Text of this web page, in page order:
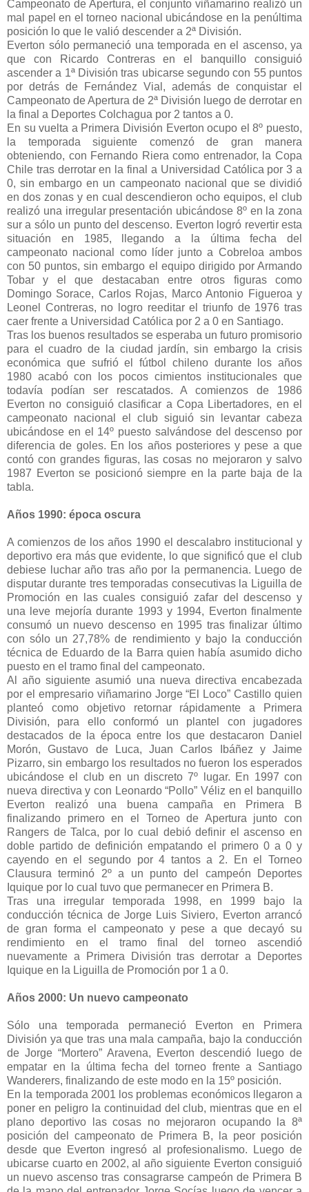
Campeonato de Apertura, el conjunto viñamarino realizó un
mal papel en el torneo nacional ubicándose en la penúltima
posición lo que le valió descender a 2ª División.
Everton sólo permaneció una temporada en el ascenso, ya
que con Ricardo Contreras en el banquillo consiguió
ascender a 1ª División tras ubicarse segundo con 55 puntos
por detrás de Fernández Vial, además de conquistar el
Campeonato de Apertura de 2ª División luego de derrotar en
la final a Deportes Colchagua por 2 tantos a 0.
En su vuelta a Primera División Everton ocupo el 8º puesto,
la temporada siguiente comenzó de gran manera
obteniendo, con Fernando Riera como entrenador, la Copa
Chile tras derrotar en la final a Universidad Católica por 3 a
0, sin embargo en un campeonato nacional que se dividió
en dos zonas y en cual descendieron ocho equipos, el club
realizó una irregular presentación ubicándose 8º en la zona
sur a sólo un punto del descenso. Everton logró revertir esta
situación en 1985, llegando a la última fecha del
campeonato nacional como líder junto a Cobreloa ambos
con 50 puntos, sin embargo el equipo dirigido por Armando
Tobar y el que destacaban entre otros figuras como
Domingo Sorace, Carlos Rojas, Marco Antonio Figueroa y
Leonel Contreras, no logro reeditar el triunfo de 1976 tras
caer frente a Universidad Católica por 2 a 0 en Santiago.
Tras los buenos resultados se esperaba un futuro promisorio
para el cuadro de la ciudad jardín, sin embargo la crisis
económica que sufrió el fútbol chileno durante los años
1980 acabó con los pocos cimientos institucionales que
todavía podían ser rescatados. A comienzos de 1986
Everton no consiguió clasificar a Copa Libertadores, en el
campeonato nacional el club siguió sin levantar cabeza
ubicándose en el 14º puesto salvándose del descenso por
diferencia de goles. En los años posteriores y pese a que
contó con grandes figuras, las cosas no mejoraron y salvo
1987 Everton se posicionó siempre en la parte baja de la
tabla.
Años 1990: época oscura
A comienzos de los años 1990 el descalabro institucional y
deportivo era más que evidente, lo que significó que el club
debiese luchar año tras año por la permanencia. Luego de
disputar durante tres temporadas consecutivas la Liguilla de
Promoción en las cuales consiguió zafar del descenso y
una leve mejoría durante 1993 y 1994, Everton finalmente
consumó un nuevo descenso en 1995 tras finalizar último
con sólo un 27,78% de rendimiento y bajo la conducción
técnica de Eduardo de la Barra quien había asumido dicho
puesto en el tramo final del campeonato.
Al año siguiente asumió una nueva directiva encabezada
por el empresario viñamarino Jorge “El Loco” Castillo quien
planteó como objetivo retornar rápidamente a Primera
División, para ello conformó un plantel con jugadores
destacados de la época entre los que destacaron Daniel
Morón, Gustavo de Luca, Juan Carlos Ibáñez y Jaime
Pizarro, sin embargo los resultados no fueron los esperados
ubicándose el club en un discreto 7º lugar. En 1997 con
nueva directiva y con Leonardo “Pollo” Véliz en el banquillo
Everton realizó una buena campaña en Primera B
finalizando primero en el Torneo de Apertura junto con
Rangers de Talca, por lo cual debió definir el ascenso en
doble partido de definición empatando el primero 0 a 0 y
cayendo en el segundo por 4 tantos a 2. En el Torneo
Clausura terminó 2º a un punto del campeón Deportes
Iquique por lo cual tuvo que permanecer en Primera B.
Tras una irregular temporada 1998, en 1999 bajo la
conducción técnica de Jorge Luis Siviero, Everton arrancó
de gran forma el campeonato y pese a que decayó su
rendimiento en el tramo final del torneo ascendió
nuevamente a Primera División tras derrotar a Deportes
Iquique en la Liguilla de Promoción por 1 a 0.
Años 2000: Un nuevo campeonato
Sólo una temporada permaneció Everton en Primera
División ya que tras una mala campaña, bajo la conducción
de Jorge “Mortero” Aravena, Everton descendió luego de
empatar en la última fecha del torneo frente a Santiago
Wanderers, finalizando de este modo en la 15º posición.
En la temporada 2001 los problemas económicos llegaron a
poner en peligro la continuidad del club, mientras que en el
plano deportivo las cosas no mejoraron ocupando la 8ª
posición del campeonato de Primera B, la peor posición
desde que Everton ingresó al profesionalismo. Luego de
ubicarse cuarto en 2002, al año siguiente Everton consiguió
un nuevo ascenso tras consagrarse campeón de Primera B